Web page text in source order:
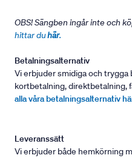
OBS! Sängben ingår inte och
hittar duhär.
Betalningsalternativ
Vi erbjuder smidiga och trygga
kortbetalning, direktbetalning,
alla våra betalningsalternativ
Leveranssätt
Vi erbjuder både hemkörning